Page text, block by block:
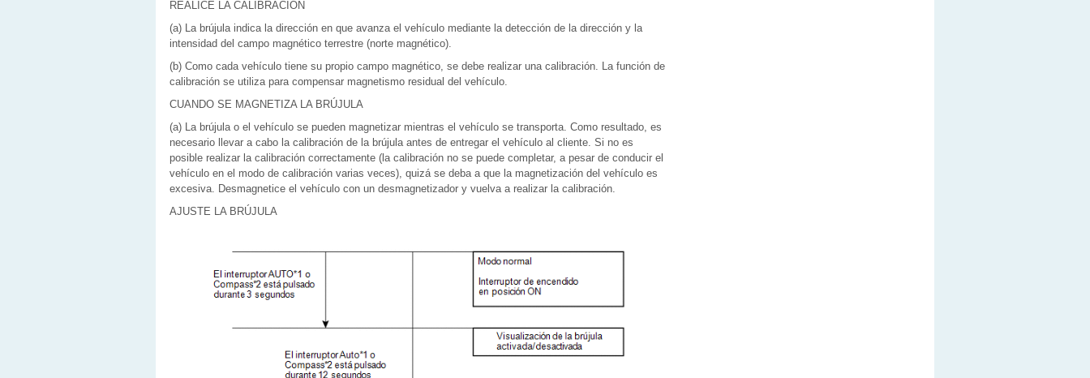
REALICE LA CALIBRACIÓN
(a) La brújula indica la dirección en que avanza el vehículo mediante la detección de la dirección y la
intensidad del campo magnético terrestre (norte magnético).
(b) Como cada vehículo tiene su propio campo magnético, se debe realizar una calibración. La función de
calibración se utiliza para compensar magnetismo residual del vehículo.
CUANDO SE MAGNETIZA LA BRÚJULA
(a) La brújula o el vehículo se pueden magnetizar mientras el vehículo se transporta. Como resultado, es
necesario llevar a cabo la calibración de la brújula antes de entregar el vehículo al cliente. Si no es
posible realizar la calibración correctamente (la calibración no se puede completar, a pesar de conducir el
vehículo en el modo de calibración varias veces), quizá se deba a que la magnetización del vehículo es
excesiva. Desmagnetice el vehículo con un desmagnetizador y vuelva a realizar la calibración.
AJUSTE LA BRÚJULA